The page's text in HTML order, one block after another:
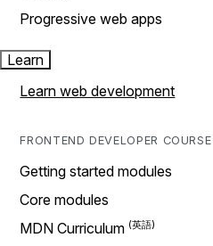
Progressive web apps
Learn
Learn web development
FRONTEND DEVELOPER COURSE
Getting started modules
Core modules
MDN Curriculum